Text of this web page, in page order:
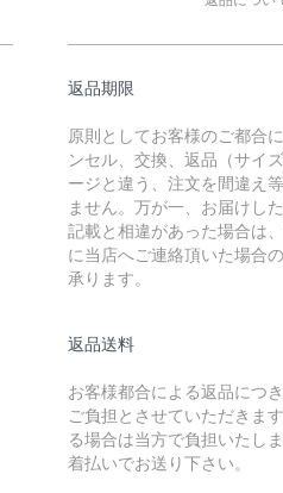
返品期限
原則としてお客様のご都合
ンセル、交換、返品（サイ
ージと違う、注文を間違え
ません。万が一、お届けし
記載と相違があった場合は
に当店へご連絡頂いた場合
承ります。
返品送料
お客様都合による返品につ
ご負担とさせていただきま
る場合は当方で負担いたし
着払いでお送り下さい。